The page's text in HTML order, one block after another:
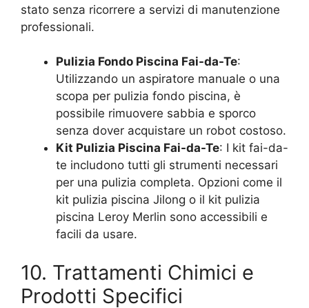
stato senza ricorrere a servizi di manutenzione
professionali.
Pulizia Fondo Piscina Fai-da-Te:
Utilizzando un aspiratore manuale o una
scopa per pulizia fondo piscina, è
possibile rimuovere sabbia e sporco
senza dover acquistare un robot costoso.
Kit Pulizia Piscina Fai-da-Te: I kit fai-da-
te includono tutti gli strumenti necessari
per una pulizia completa. Opzioni come il
kit pulizia piscina Jilong o il kit pulizia
piscina Leroy Merlin sono accessibili e
facili da usare.
10. Trattamenti Chimici e
Prodotti Specifici